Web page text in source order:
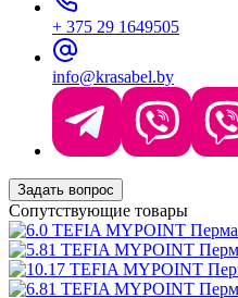
+ 375 29 1649505
info@krasabel.by
Задать вопрос
Сопутствующие товары